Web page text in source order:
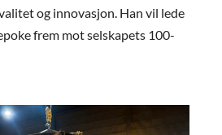
og innovasjon. Han vil lede
frem mot selskapets 100-